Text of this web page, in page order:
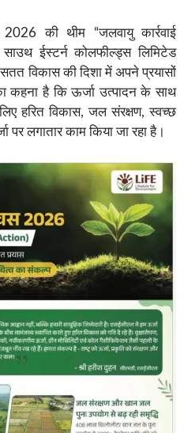
2026 की थीम “जलवायु कार्रवाई
ईस्टर्न कोलफील्ड्स लिमिटेड
विकास की दिशा में अपने प्रयासों
है कि ऊर्जा उत्पादन के साथ
हरित विकास, जल संरक्षण, स्वच्छ
लगातार काम किया जा रहा है।